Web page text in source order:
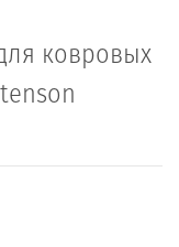
ковровых